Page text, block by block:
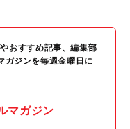
おすすめ記事、編集部
ガジンを毎週金曜日に
マガジン